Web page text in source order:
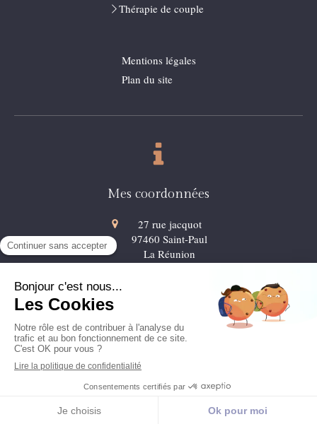
Thérapie de couple
Mentions légales
Plan du site
Mes coordonnées
27 rue jacquot
97460 Saint-Paul
La Réunion
06.92.43.68.88
9 avis
Création et référencement du site par Simplébo
Ce site a été créé grâce à